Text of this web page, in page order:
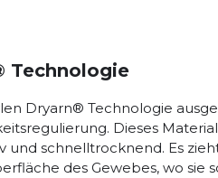
Übergänge der Stoffe
Bewegungsfreiheit.
Technologie
Dryarn® Technologie
Dieses
und schnelltrocknend. Es
des Gewebes, wo sie